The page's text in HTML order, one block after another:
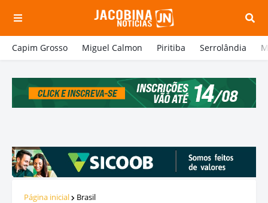
Capim Grosso Miguel Calmon Piritiba Serrolândia
Página inicial Brasil